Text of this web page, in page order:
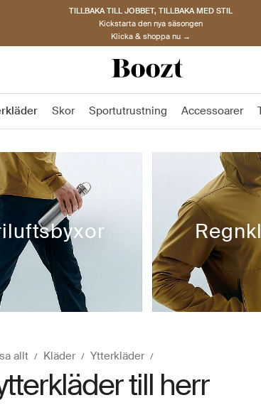
TILLBAKA TILL JOBBET, TILLBAKA MED STIL
Kickstarta den nya säsongen
Klicka & shoppa nu →
Skor Sportutrustning Accessoarer
allt Kläder Ytterkläder
till herr